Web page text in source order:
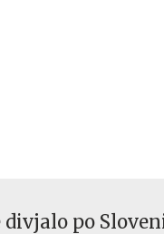
divjalo po